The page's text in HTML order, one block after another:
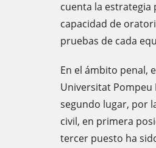
cuenta la estrategia
capacidad de
pruebas de cada
En el ámbito penal,
Universitat Pompeu
segundo lugar, por
civil, en primera
tercer puesto ha